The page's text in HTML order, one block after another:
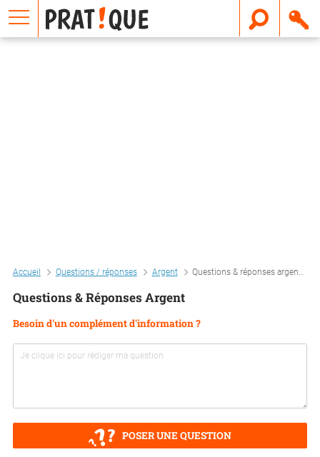
Accueil Questions / réponses Argent Questions & réponses argent
Questions & Réponses Argent
Besoin d'un complément d'information ?
POSER UNE QUESTION
E
m
a